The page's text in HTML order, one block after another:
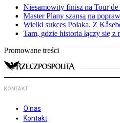
Niesamowity finisz na Tour
Master Plany szansą na
Wielki sukces Polaka. Z
Tam, gdzie historia łączy się
Promowane treści
KONTAKT
O nas
Kontakt